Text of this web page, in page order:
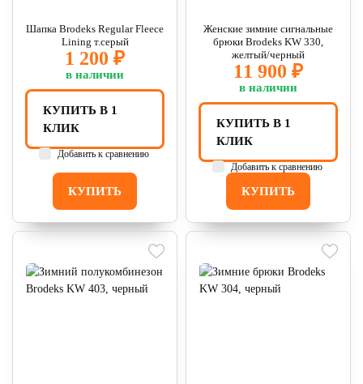
Шапка Brodeks Regular Fleece
Lining т.серый
1 200 ₽
в наличии
КУПИТЬ
КУПИТЬ В 1
КЛИК
Добавить к сравнению
Женские зимние сигнальные
брюки Brodeks KW 330,
желтый/черный
11 900 ₽
в наличии
КУПИТЬ
КУПИТЬ В 1
КЛИК
Добавить к сравнению